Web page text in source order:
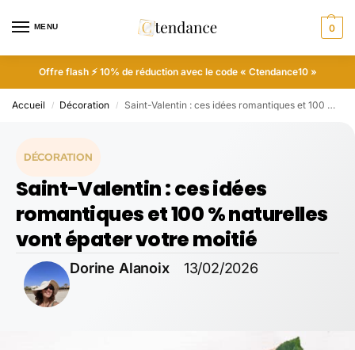
MENU 0
Offre flash ⚡ 10% de réduction avec le code « Ctendance10 »
Accueil / Décoration / Saint-Valentin : ces idées romantiques et 100 % naturelles vont épater votre moitié
DÉCORATION
Saint-Valentin : ces idées
romantiques et 100 % naturelles
vont épater votre moitié
Dorine Alanoix 13/02/2026